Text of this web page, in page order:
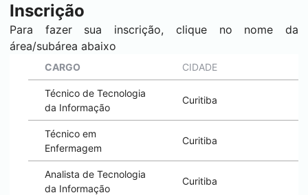
Inscrição
Para fazer sua inscrição, clique no nome da
área/subárea abaixo
CARGO CIDADE
Técnico de Tecnologia
da Informação
Curitiba
Técnico em
Enfermagem
Curitiba
Analista de Tecnologia
da Informação
Curitiba